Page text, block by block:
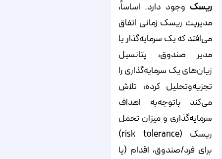
ریسک وجود دارد. اساساً،
مدیریت ریسک زمانی اتفاق
می‌افتد که یک سرمایه‌گذار یا
مدیر صندوق، پتانسیل
زیان‌های یک سرمایه‌گذاری را
تجزیه‌وتحلیل کرده، تلاش
می‌کند باتوجه‌به اهداف
سرمایه‌گذاری و میزان تحمل
ریسک (risk tolerance)
برای فرد/صندوق، اقدام (یا